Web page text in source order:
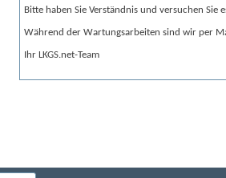
Bitte haben Sie Verständnis und versuchen Sie
Während der Wartungsarbeiten sind wir per
Ihr LKGS.net-Team